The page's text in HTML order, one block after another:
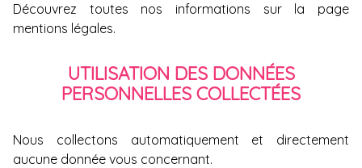
Découvrez toutes nos informations sur la page
mentions légales.
UTILISATION DES DONNÉES
PERSONNELLES COLLECTÉES
Nous collectons automatiquement et directement
aucune donnée vous concernant.